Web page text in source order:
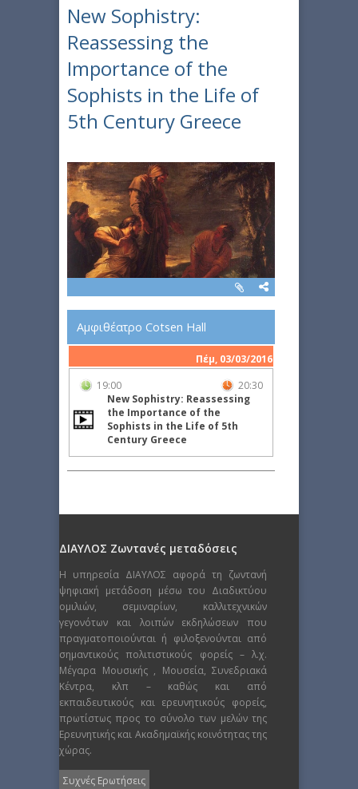
New Sophistry:
Reassessing the
Importance of the
Sophists in the Life of
5th Century Greece
Αμφιθέατρο Cotsen Hall
Πέμ, 03/03/2016
19:00
20:30
New Sophistry: Reassessing
the Importance of the
Sophists in the Life of 5th
Century Greece
ΔΙΑΥΛΟΣ Ζωντανές μεταδόσεις
Η υπηρεσία ΔΙΑΥΛΟΣ αφορά τη ζωντανή
ψηφιακή μετάδοση μέσω του Διαδικτύου
ομιλιών, σεμιναρίων, καλλιτεχνικών
γεγονότων και λοιπών εκδηλώσεων που
πραγματοποιούνται ή φιλοξενούνται από
σημαντικούς πολιτιστικούς φορείς – λ.χ.
Μέγαρα Μουσικής , Μουσεία, Συνεδριακά
Κέντρα, κλπ – καθώς και από
εκπαιδευτικούς και ερευνητικούς φορείς,
πρωτίστως προς το σύνολο των μελών της
Ερευνητικής και Ακαδημαϊκής κοινότητας της
χώρας.
Συχνές Ερωτήσεις